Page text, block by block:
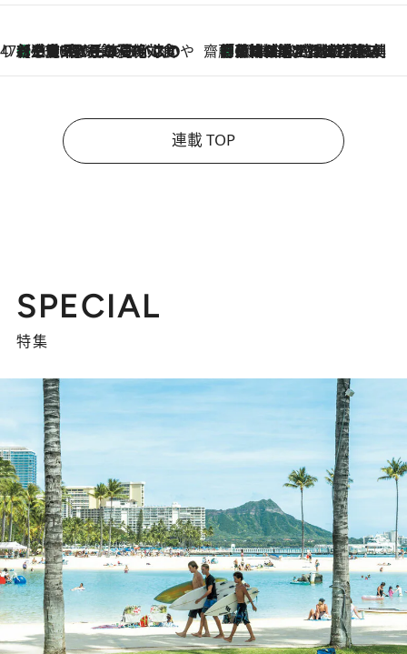
47都道府県の手みやげ ひんやりスイーツで夏を満喫
2026.8.6
【三重県】この夏絶対食べたい 冷やしておいしいおやつ3選 お餅×アイスの新感覚スイーツ 齋藤 薫 美容脳ルネサンス
2026.8.6
「荷物が増えるほど旅ストレスは増す」美容ジャーナリストがたどり着いた最終結論。“化粧品を劇的に減らす”感動の凝縮美容とは
連載 TOP
SPECIAL
特集